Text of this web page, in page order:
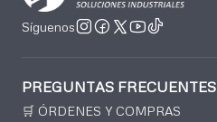
Síguenos
PREGUNTAS FRECUENTES
🛒 ÓRDENES Y COMPRAS